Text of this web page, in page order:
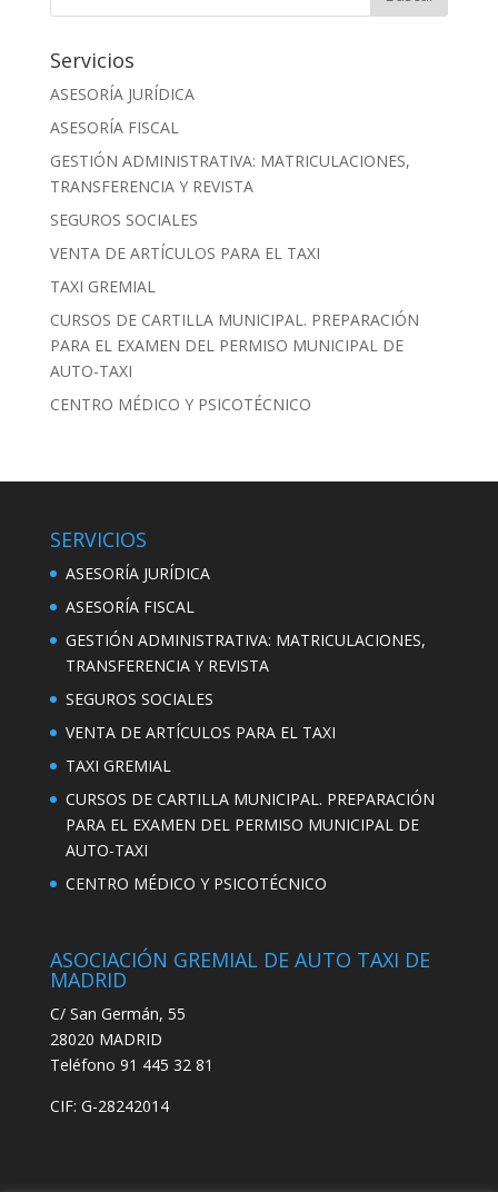
Servicios
ASESORÍA JURÍDICA
ASESORÍA FISCAL
GESTIÓN ADMINISTRATIVA: MATRICULACIONES,
TRANSFERENCIA Y REVISTA
SEGUROS SOCIALES
VENTA DE ARTÍCULOS PARA EL TAXI
TAXI GREMIAL
CURSOS DE CARTILLA MUNICIPAL. PREPARACIÓN
PARA EL EXAMEN DEL PERMISO MUNICIPAL DE
AUTO-TAXI
CENTRO MÉDICO Y PSICOTÉCNICO
SERVICIOS
ASESORÍA JURÍDICA
ASESORÍA FISCAL
GESTIÓN ADMINISTRATIVA: MATRICULACIONES,
TRANSFERENCIA Y REVISTA
SEGUROS SOCIALES
VENTA DE ARTÍCULOS PARA EL TAXI
TAXI GREMIAL
CURSOS DE CARTILLA MUNICIPAL. PREPARACIÓN
PARA EL EXAMEN DEL PERMISO MUNICIPAL DE
AUTO-TAXI
CENTRO MÉDICO Y PSICOTÉCNICO
ASOCIACIÓN GREMIAL DE AUTO TAXI DE
MADRID
C/ San Germán, 55
28020 MADRID
Teléfono 91 445 32 81
CIF: G-28242014